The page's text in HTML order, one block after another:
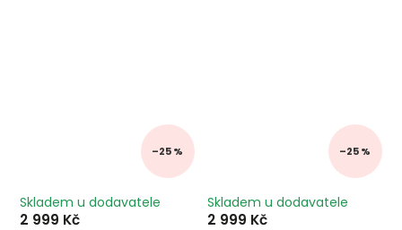
–25 %
Skladem u dodavatele
2 999 Kč
–25 %
Skladem u dodavatele
2 999 Kč